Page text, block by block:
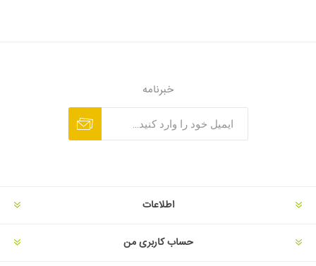
خبرنامه
اطلاعات
حساب کاربری من